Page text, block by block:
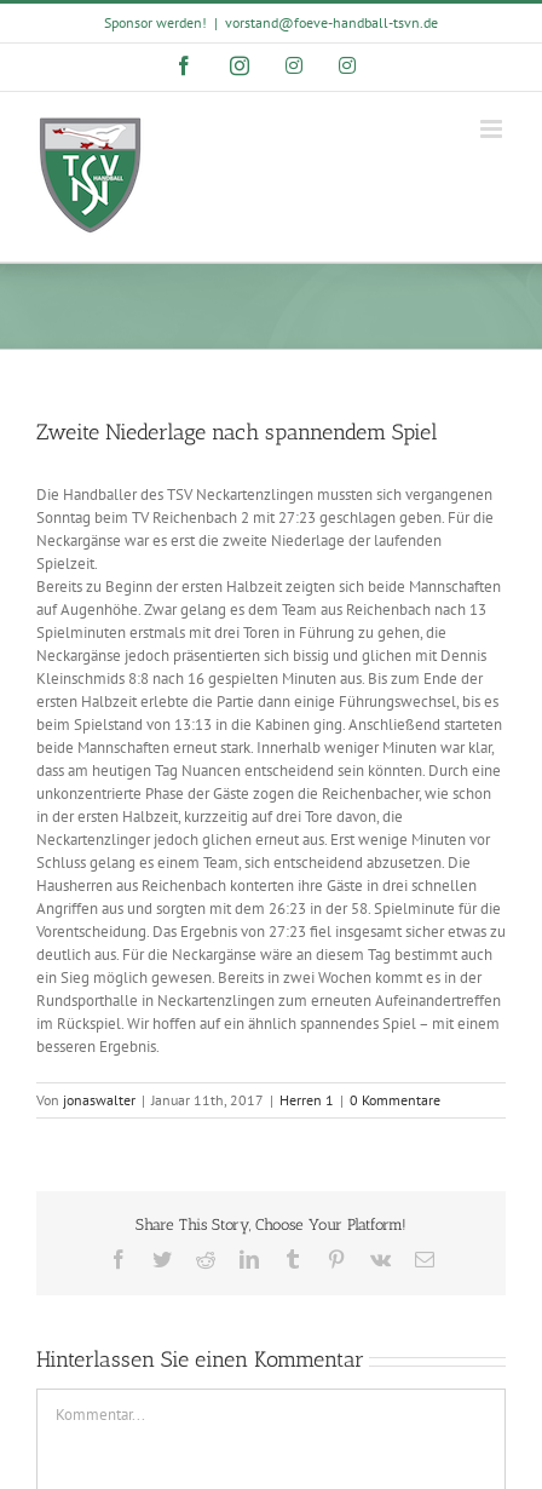
Skip
Sponsor werden! | vorstand@foeve-handball-tsvn.de
FacebookInstagramInstagramInstagram
Zweite Niederlage nach spannendem Spiel
Die Handballer des TSV Neckartenzlingen mussten sich vergangenen
Sonntag beim TV Reichenbach 2 mit 27:23 geschlagen geben. Für die
Neckargänse war es erst die zweite Niederlage der laufenden
Spielzeit.
Bereits zu Beginn der ersten Halbzeit zeigten sich beide Mannschaften
auf Augenhöhe. Zwar gelang es dem Team aus Reichenbach nach 13
Spielminuten erstmals mit drei Toren in Führung zu gehen, die
Neckargänse jedoch präsentierten sich bissig und glichen mit Dennis
Kleinschmids 8:8 nach 16 gespielten Minuten aus. Bis zum Ende der
ersten Halbzeit erlebte die Partie dann einige Führungswechsel, bis es
beim Spielstand von 13:13 in die Kabinen ging. Anschließend starteten
beide Mannschaften erneut stark. Innerhalb weniger Minuten war klar,
dass am heutigen Tag Nuancen entscheidend sein könnten. Durch eine
unkonzentrierte Phase der Gäste zogen die Reichenbacher, wie schon
in der ersten Halbzeit, kurzzeitig auf drei Tore davon, die
Neckartenzlinger jedoch glichen erneut aus. Erst wenige Minuten vor
Schluss gelang es einem Team, sich entscheidend abzusetzen. Die
Hausherren aus Reichenbach konterten ihre Gäste in drei schnellen
Angriffen aus und sorgten mit dem 26:23 in der 58. Spielminute für die
Vorentscheidung. Das Ergebnis von 27:23 fiel insgesamt sicher etwas zu
deutlich aus. Für die Neckargänse wäre an diesem Tag bestimmt auch
ein Sieg möglich gewesen. Bereits in zwei Wochen kommt es in der
Rundsporthalle in Neckartenzlingen zum erneuten Aufeinandertreffen
im Rückspiel. Wir hoffen auf ein ähnlich spannendes Spiel – mit einem
besseren Ergebnis.
Von jonaswalter | Januar 11th, 2017 | Herren 1 | 0 Kommentare
Share This Story, Choose Your Platform!
Facebook
TwitterRedditLinkedInTumblr Pinterest
Vk
E-
Hinterlassen Sie einen Kommentar